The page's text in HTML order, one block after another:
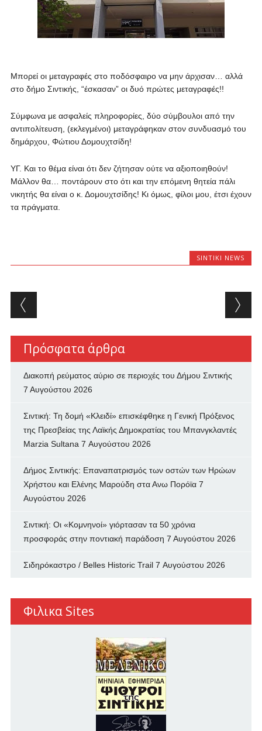
Μπορεί οι μεταγραφές στο ποδόσφαιρο να μην άρχισαν… αλλά
στο δήμο Σιντικής, “έσκασαν” οι δυό πρώτες μεταγραφές!!
Σύμφωνα με ασφαλείς πληροφορίες, δύο σύμβουλοι από την
αντιπολίτευση, (εκλεγμένοι) μεταγράφηκαν στον συνδυασμό του
δημάρχου, Φώτιου Δομουχτσίδη!
ΥΓ. Και το θέμα είναι ότι δεν ζήτησαν ούτε να αξιοποιηθούν!
Μάλλον θα… ποντάρουν στο ότι και την επόμενη θητεία πάλι
νικητής θα είναι ο κ. Δομουχτσίδης! Κι όμως, φίλοι μου, έτσι έχουν
τα πράγματα.
SINTIKI NEWS
Post navigation
Πρόσφατα άρθρα
Διακοπή ρεύματος αύριο σε περιοχές του Δήμου Σιντικής
7 Αυγούστου 2026
Σιντική: Τη δομή «Κλειδί» επισκέφθηκε η Γενική Πρόξενος
της Πρεσβείας της Λαϊκής Δημοκρατίας του Μπανγκλαντές
Marzia Sultana 7 Αυγούστου 2026
Δήμος Σιντικής: Επαναπατρισμός των oστών των Ηρώων
Χρήστου και Ελένης Μαρούδη στα Ανω Πορόϊα 7
Αυγούστου 2026
Σιντική: Οι «Κομνηνοί» γιόρτασαν τα 50 χρόνια
προσφοράς στην ποντιακή παράδοση 7 Αυγούστου 2026
Σιδηρόκαστρο / Belles Historic Trail 7 Αυγούστου 2026
Φιλικα Sites